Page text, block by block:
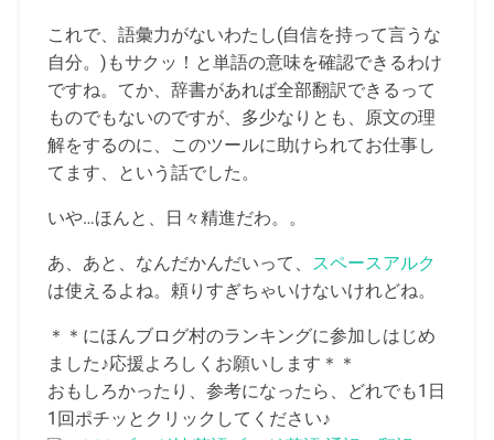
これで、語彙力がないわたし(自信を持って言うな
自分。)もサクッ！と単語の意味を確認できるわけ
ですね。てか、辞書があれば全部翻訳できるって
ものでもないのですが、多少なりとも、原文の理
解をするのに、このツールに助けられてお仕事し
てます、という話でした。
いや…ほんと、日々精進だわ。。
あ、あと、なんだかんだいって、
スペースアルク
は使えるよね。頼りすぎちゃいけないけれどね。
＊＊にほんブログ村のランキングに参加しはじめ
ました♪応援よろしくお願いします＊＊
おもしろかったり、参考になったら、どれでも1日
1回ポチッとクリックしてください♪